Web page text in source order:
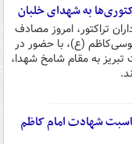
به شهدای خلبان
تراکتور، امروز مصادف
(ع)، با حضور در
به مقام شامخ شهدا،
شهادت امام کاظم